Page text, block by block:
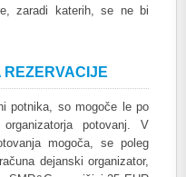
zaradi katerih, se ne bi
REZERVACIJE
potnika, so mogoče le po
potovanj. V
mogoča, se poleg
dejanski organizator,